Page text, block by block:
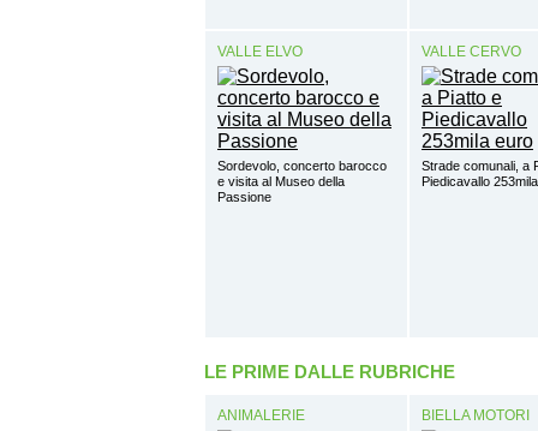
VALLE ELVO
Sordevolo, concerto barocco
e visita al Museo della
Passione
VALLE CERVO
Strade comunali, a
Piedicavallo
LE PRIME DALLE RUBRICHE
ANIMALERIE BIELLA MOTORI